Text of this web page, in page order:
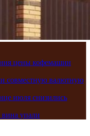
цены кофемашин
совместную валютную
июля снизились
упали